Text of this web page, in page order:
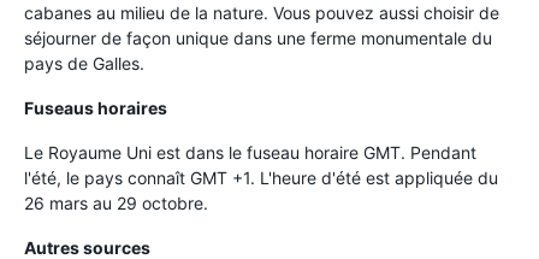
cabanes au milieu de la nature. Vous pouvez aussi choisir de
séjourner de façon unique dans une ferme monumentale du
pays de Galles.
Fuseaus horaires
Le Royaume Uni est dans le fuseau horaire GMT. Pendant
l'été, le pays connaît GMT +1. L'heure d'été est appliquée du
26 mars au 29 octobre.
Autres sources